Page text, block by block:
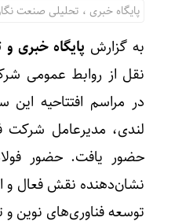
پایگاه خبری ، تحلیلی صنعت
به گزارش پایگاه خبری
نقل از روابط عمومی
در مراسم افتتاحیه
لندی، مدیرعامل شرکت
حضور یافت. حضور
نشان‌دهنده نقش فعال و
توسعه فناوری‌های نوین